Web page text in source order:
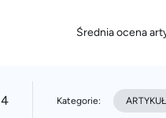
Średnia ocena
Kategorie: